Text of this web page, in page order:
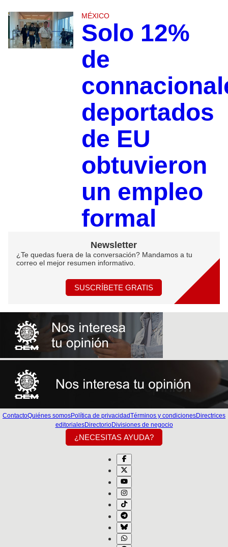
MÉXICO
Solo 12%
de
deportados
de EU
obtuvieron
un empleo
formal
Newsletter
¿Te quedas fuera de la conversación? Mandamos a tu
correo el mejor resumen informativo.
SUSCRÍBETE GRATIS
ContactoQuiénes somosPolítica de privacidadTérminos y condicionesDirectrices
editorialesDirectorioDivisiones de negocio
¿NECESITAS AYUDA?